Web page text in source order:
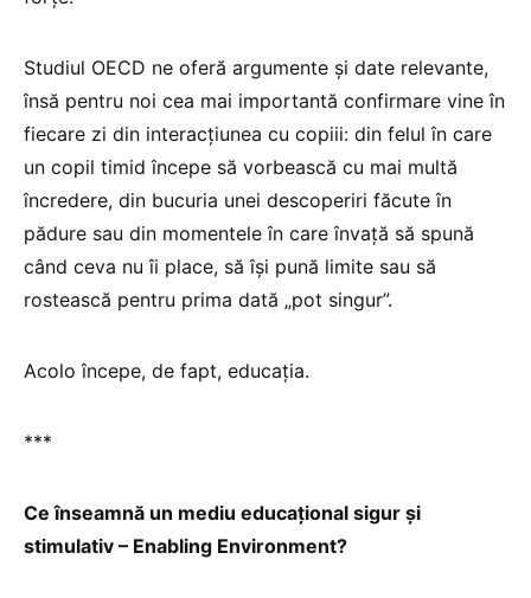
Studiul OECD ne oferă argumente și date relevante,
însă pentru noi cea mai importantă confirmare vine în
fiecare zi din interacțiunea cu copiii: din felul în care
un copil timid începe să vorbească cu mai multă
încredere, din bucuria unei descoperiri făcute în
pădure sau din momentele în care învață să spună
când ceva nu îi place, să își pună limite sau să
rostească pentru prima dată „pot singur”.
Acolo începe, de fapt, educația.
***
Ce înseamnă un mediu educațional sigur și
stimulativ – Enabling Environment?